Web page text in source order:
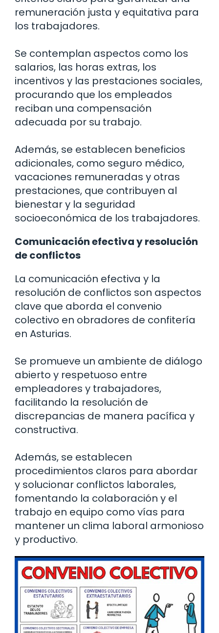
remuneración justa y equitativa para
los trabajadores.
Se contemplan aspectos como los
salarios, las horas extras, los
incentivos y las prestaciones sociales,
procurando que los empleados
reciban una compensación
adecuada por su trabajo.
Además, se establecen beneficios
adicionales, como seguro médico,
vacaciones remuneradas y otras
prestaciones, que contribuyen al
bienestar y la seguridad
socioeconómica de los trabajadores.
Comunicación efectiva y resolución
de conflictos
La comunicación efectiva y la
resolución de conflictos son aspectos
clave que aborda el convenio
colectivo en obradores de confitería
en Asturias.
Se promueve un ambiente de diálogo
abierto y respetuoso entre
empleadores y trabajadores,
facilitando la resolución de
discrepancias de manera pacífica y
constructiva.
Además, se establecen
procedimientos claros para abordar
y solucionar conflictos laborales,
fomentando la colaboración y el
trabajo en equipo como vías para
mantener un clima laboral armonioso
y productivo.